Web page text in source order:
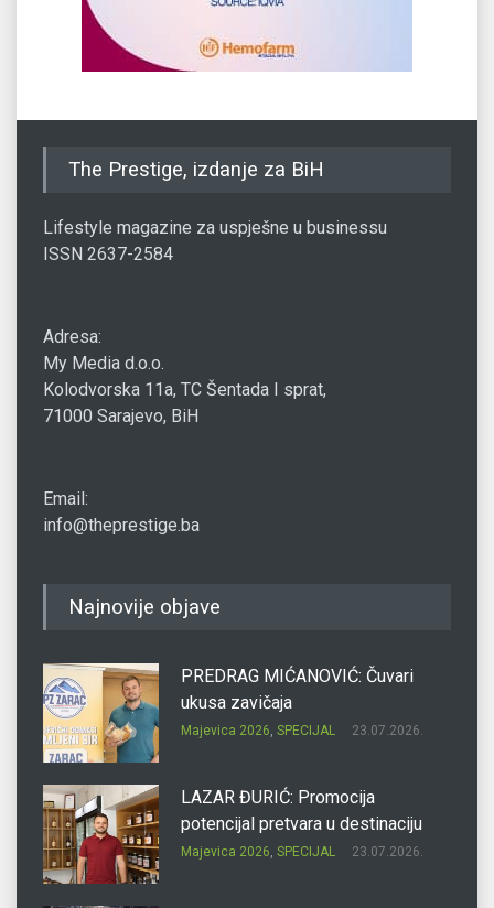
The Prestige, izdanje za BiH
Lifestyle magazine za uspješne u businessu
ISSN 2637-2584
Adresa:
My Media d.o.o.
Kolodvorska 11a, TC Šentada I sprat,
71000 Sarajevo, BiH
Email:
info@theprestige.ba
Najnovije objave
PREDRAG MIĆANOVIĆ: Čuvari
ukusa zavičaja
Majevica 2026, SPECIJAL 23.07.2026.
LAZAR ĐURIĆ: Promocija
potencijal pretvara u destinaciju
Majevica 2026, SPECIJAL 23.07.2026.